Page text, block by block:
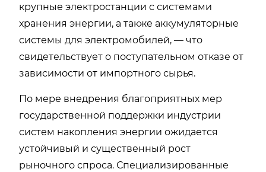
крупные электростанции с системами
хранения энергии, а также аккумуляторные
системы для электромобилей, — что
свидетельствует о поступательном отказе от
зависимости от импортного сырья.
По мере внедрения благоприятных мер
государственной поддержки индустрии
систем накопления энергии ожидается
устойчивый и существенный рост
рыночного спроса. Специализированные